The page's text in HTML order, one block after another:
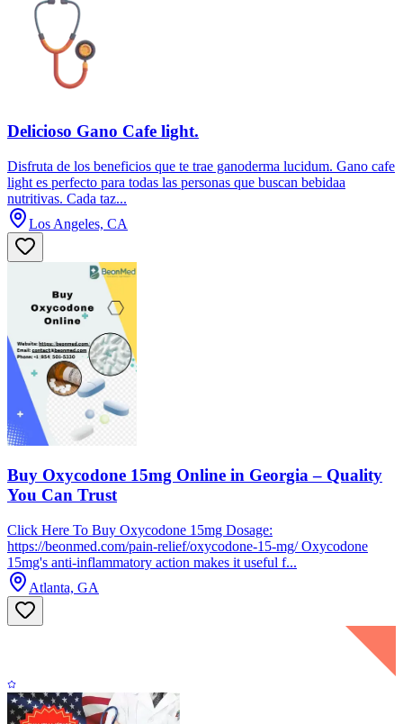
Delicioso Gano Cafe light.
Disfruta de los beneficios que te trae ganoderma lucidum. Gano cafe
light es perfecto para todas las personas que buscan bebidaa
nutritivas. Cada taz...
Los Angeles, CA
Buy Oxycodone 15mg Online in Georgia – Quality
You Can Trust
Click Here To Buy Oxycodone 15mg Dosage:
https://beonmed.com/pain-relief/oxycodone-15-mg/ Oxycodone
15mg's anti-inflammatory action makes it useful f...
Atlanta, GA